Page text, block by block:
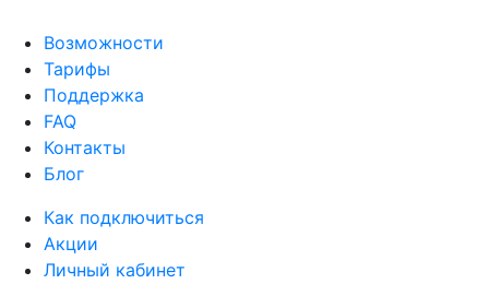
Возможности
Тарифы
Поддержка
FAQ
Контакты
Блог
Как подключиться
Акции
Личный кабинет